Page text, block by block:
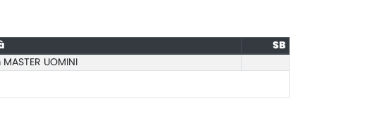
SB
UOMINI